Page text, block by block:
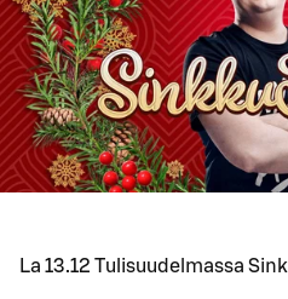
La 13.12 Tulisuudelmassa